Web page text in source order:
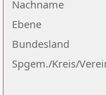
Nachname
Ebene
Bundesland
Spgem./Kreis/